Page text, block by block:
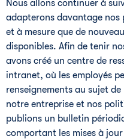
Nous allons continuer à
adapterons davantage
et à mesure que de
disponibles. Afin de tenir
avons créé un centre de
intranet, où les employés
renseignements au sujet
notre entreprise et nos
publions un bulletin
comportant les mises à